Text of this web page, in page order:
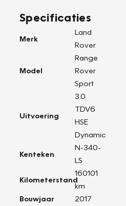
Specificaties
Merk
Land
Rover
Model
Range
Rover
Sport
Uitvoering
3.0
TDV6
HSE
Dynamic
Kenteken
N-340-
LS
Kilometerstand
160101
km
Bouwjaar
2017